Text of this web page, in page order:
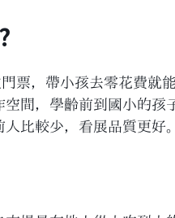
票，帶小孩去零花費就
間，學齡前到國小的孩
比較少，看展品質更好。